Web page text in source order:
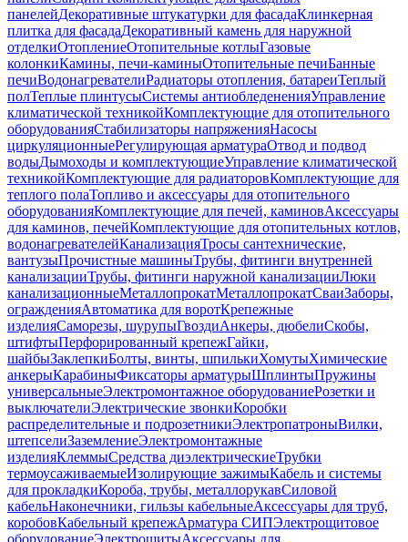
панелейДекоративные штукатурки для фасадаКлинкерная
плитка для фасадаДекоративный камень для наружной
отделкиОтоплениеОтопительные котлыГазовые
колонкиКамины, печи-каминыОтопительные печиБанные
печиВодонагревателиРадиаторы отопления, батареиТеплый
полТеплые плинтусыСистемы антиобледененияУправление
климатической техникойКомплектующие для отопительного
оборудованияСтабилизаторы напряженияНасосы
циркуляционныеРегулирующая арматураОтвод и подвод
водыДымоходы и комплектующиеУправление климатической
техникойКомплектующие для радиаторовКомплектующие для
теплого полаТопливо и аксессуары для отопительного
оборудованияКомплектующие для печей, каминовАксессуары
для каминов, печейКомплектующие для отопительных котлов,
водонагревателейКанализацияТросы сантехнические,
вантузыПрочистные машиныТрубы, фитинги внутренней
канализацииТрубы, фитинги наружной канализацииЛюки
канализационныеМеталлопрокатМеталлопрокатСваиЗаборы,
огражденияАвтоматика для воротКрепежные
изделияСаморезы, шурупыГвоздиАнкеры, дюбелиСкобы,
штифтыПерфорированный крепежГайки,
шайбыЗаклепкиБолты, винты, шпилькиХомутыХимические
анкерыКарабиныФиксаторы арматурыШплинтыПружины
универсальныеЭлектромонтажное оборудованиеРозетки и
выключателиЭлектрические звонкиКоробки
распределительные и подрозетникиЭлектропатроныВилки,
штепселиЗаземлениеЭлектромонтажные
изделияКлеммыСредства диэлектрическиеТрубки
термоусаживаемыеИзолирующие зажимыКабель и системы
для прокладкиКороба, трубы, металлорукавСиловой
кабельНаконечники, гильзы кабельныеАксессуары для труб,
коробовКабельный крепежАрматура СИПЭлектрощитовое
оборудованиеЭлектрощитыАксессуары для